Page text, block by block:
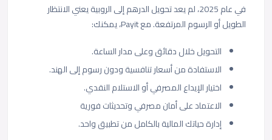
في عام 2025، لم يعد تحويل الدرهم إلى الروبية يعني الانتظار
الطويل أو الرسوم المرتفعة. مع Payit، يمكنك:
التحويل خلال دقائق وعلى مدار الساعة.
الاستفادة من أسعار تنافسية ودون رسوم إلى الهند.
اختيار الإيداع المصرفي أو الاستلام النقدي.
الاعتماد على أمان مصرفي وتحديثات فورية
إدارة حياتك المالية بالكامل من تطبيق واحد.